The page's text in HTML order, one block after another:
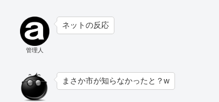
管理人
ネットの反応
まさか市が知らなかったと？w